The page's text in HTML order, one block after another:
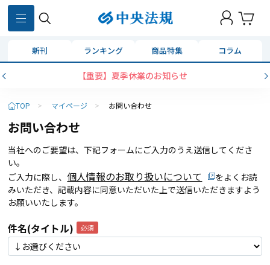
新刊 ランキング 商品特集 コラム
【重要】夏季休業のお知らせ
TOP > マイページ > お問い合わせ
お問い合わせ
当社へのご要望は、下記フォームにご入力のうえ送信してくださ
い。
ご入力に際し、 個人情報のお取り扱いについて
をよくお読
みいただき、記載内容に同意いただいた上で送信いただきますよう
お願いいたします。
件名(タイトル)